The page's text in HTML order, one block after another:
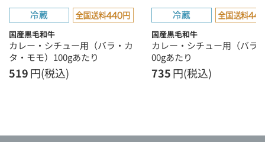
国産黒毛和牛
カレー・シチュー用（バラ・カ
タ・モモ）100gあたり
519円(税込)
国産黒毛和牛
カレー・シチュー用（バラ
00gあたり
735円(税込)